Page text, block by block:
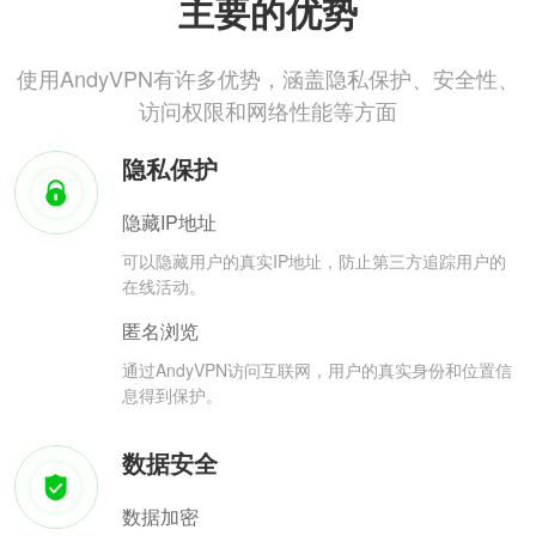
主要的优势
使用AndyVPN有许多优势，涵盖隐私保护、安全性、
访问权限和网络性能等方面
隐私保护
隐藏IP地址
可以隐藏用户的真实IP地址，防止第三方追踪用户的
在线活动。
匿名浏览
通过AndyVPN访问互联网，用户的真实身份和位置信
息得到保护。
数据安全
数据加密